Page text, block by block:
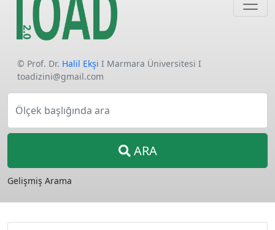
© Prof. Dr. Halil Ekşi I Marmara Üniversitesi I
toadizini@gmail.com
Ölçek başlığında ara
ARA
Gelişmiş Arama